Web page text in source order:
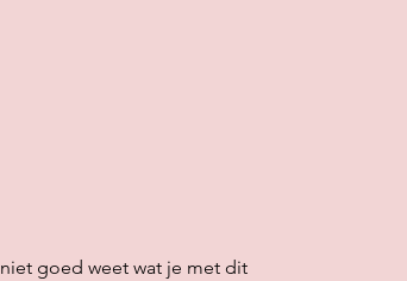
goed weet wat je met dit